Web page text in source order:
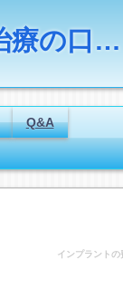
インプラント｜歯科治療の口コミ評判ランキング
Q&A
インプラントの